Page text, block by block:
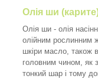
Олія ши
Олія ши - олія
олійним рослинним
шкіри масло, також
головним чином, як
тонкий шар і тому